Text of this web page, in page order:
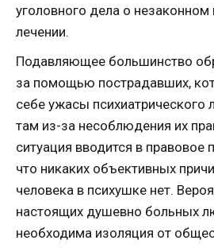
уголовного дела о незаконном
лечении.
Подавляющее большинство
за помощью пострадавших,
себе ужасы психиатрического
там из-за несоблюдения их
ситуация вводится в правовое
что никаких объективных
человека в психушке нет.
настоящих душевно больных
необходима изоляция от